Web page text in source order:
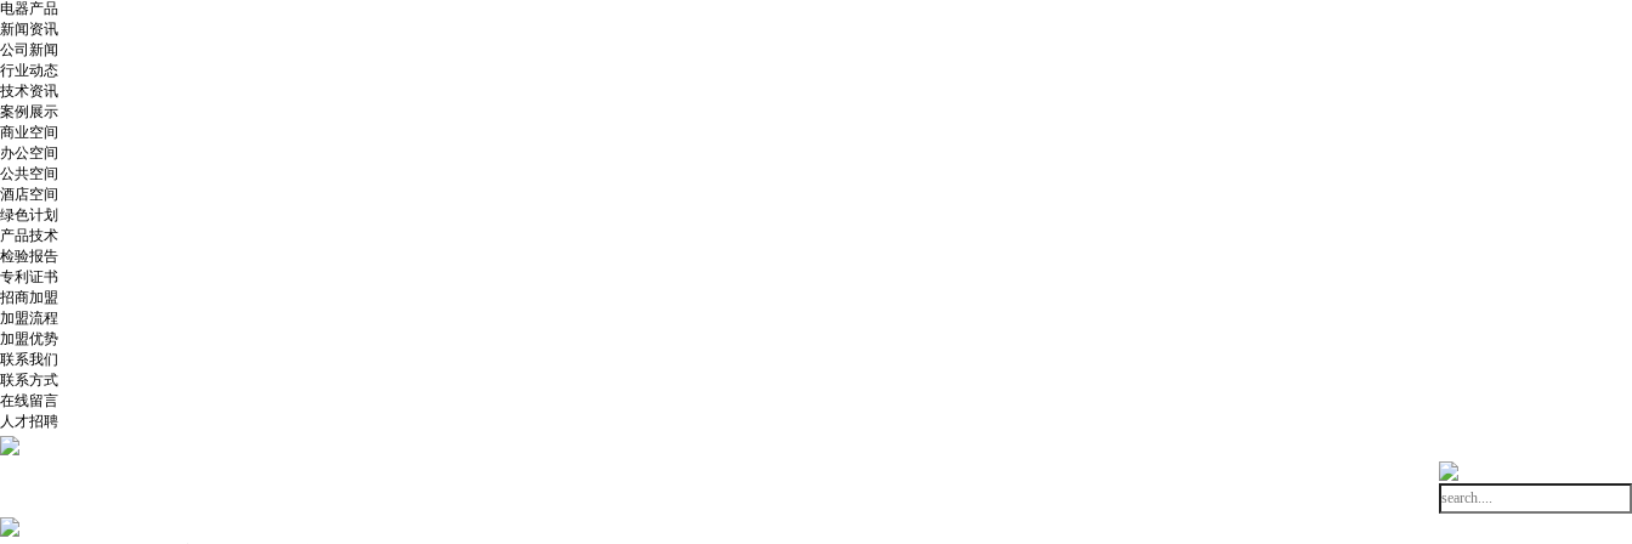
电器产品
新闻资讯
公司新闻
行业动态
技术资讯
案例展示
商业空间
办公空间
公共空间
酒店空间
绿色计划
产品技术
检验报告
专利证书
招商加盟
加盟流程
加盟优势
联系我们
联系方式
在线留言
人才招聘